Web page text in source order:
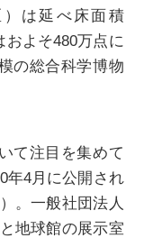
は延べ床面積
およそ480万点に
の総合科学博物
て注目を集めて
年4月に公開され
。一般社団法人
地球館の展示室